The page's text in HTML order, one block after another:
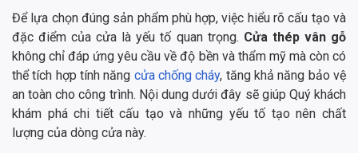
Để lựa chọn đúng sản phẩm phù hợp, việc hiểu rõ cấu tạo và
đặc điểm của cửa là yếu tố quan trọng. Cửa thép vân gỗ
không chỉ đáp ứng yêu cầu về độ bền và thẩm mỹ mà còn có
thể tích hợp tính năng cửa chống cháy, tăng khả năng bảo vệ
an toàn cho công trình. Nội dung dưới đây sẽ giúp Quý khách
khám phá chi tiết cấu tạo và những yếu tố tạo nên chất
lượng của dòng cửa này.